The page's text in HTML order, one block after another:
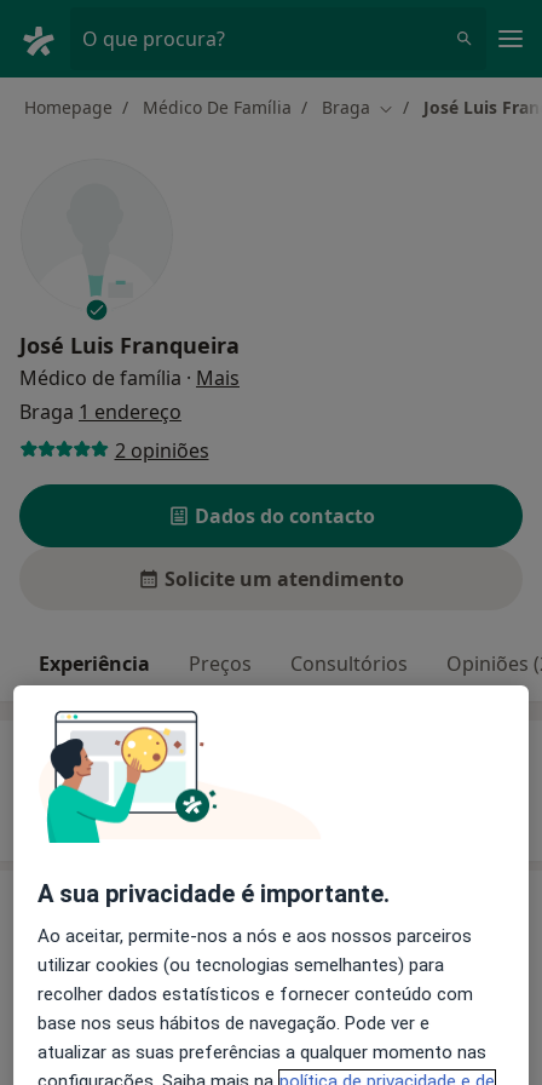
O que procura?
Homepage Médico De Família Braga Mudar de cidade
José Luis
José Luis Franqueira
Médico de família · Mais
Braga 1 endereço
2 opiniões
Dados do contacto
Solicite um atendimento
Experiência Preços Consultórios Opiniões
Experiência
Mostrar mais detalhes
Serviços e preços
Primeira consulta Medicina Geral e Familiar
Detalhes
Como mostramos os preços?
A sua privacidade é importante.
Ao aceitar, permite-nos a nós e aos nossos parceiros
utilizar cookies (ou tecnologias semelhantes) para
recolher dados estatísticos e fornecer conteúdo com
base nos seus hábitos de navegação. Pode ver e
atualizar as suas preferências a qualquer momento nas